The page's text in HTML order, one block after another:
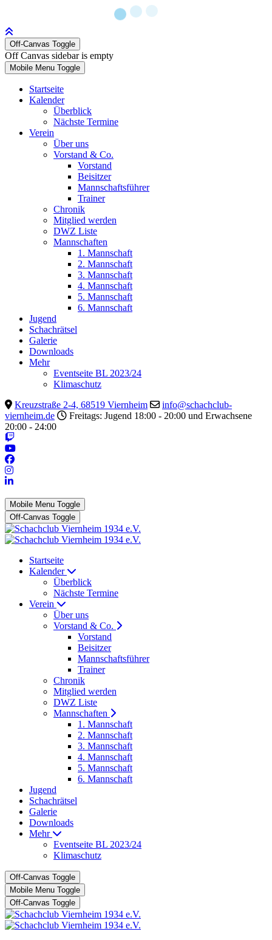
Off-Canvas Toggle
Off Canvas sidebar is empty
Mobile Menu Toggle
Startseite
Kalender
Überblick
Nächste Termine
Verein
Über uns
Vorstand & Co.
Vorstand
Beisitzer
Mannschaftsführer
Trainer
Chronik
Mitglied werden
DWZ Liste
Mannschaften
1. Mannschaft
2. Mannschaft
3. Mannschaft
4. Mannschaft
5. Mannschaft
6. Mannschaft
Jugend
Schachrätsel
Galerie
Downloads
Mehr
Eventseite BL 2023/24
Klimaschutz
Kreuzstraße 2-4, 68519 Viernheim
info@schachclub-
viernheim.de
Freitags: Jugend 18:00 - 20:00 und Erwachsene
20:00 - 24:00
Mobile Menu Toggle
Off-Canvas Toggle
Startseite
Kalender
Überblick
Nächste Termine
Verein
Über uns
Vorstand & Co.
Vorstand
Beisitzer
Mannschaftsführer
Trainer
Chronik
Mitglied werden
DWZ Liste
Mannschaften
1. Mannschaft
2. Mannschaft
3. Mannschaft
4. Mannschaft
5. Mannschaft
6. Mannschaft
Jugend
Schachrätsel
Galerie
Downloads
Mehr
Eventseite BL 2023/24
Klimaschutz
Off-Canvas Toggle
Mobile Menu Toggle
Off-Canvas Toggle